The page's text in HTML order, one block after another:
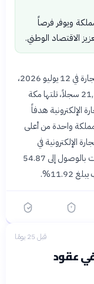
ويوفر فرصاً
وفقاً لنشرة «قطاع الأعمال» الصادرة عن وزارة التجارة في 12 يوليو 2026،
تصدرت منطقة الرياض المناطق السعودية بـ 21,388 سجلاً، تلتها مكة
التجارة الإلكترونية هدفاً
واحدة من أعلى
الإلكترونية في
السعودية 31.29 مليار دولار في 2026، مع توقعات بالوصول إلى 54.87
قبل 25 يومًا
نمواً بـ 160.4% في عقود